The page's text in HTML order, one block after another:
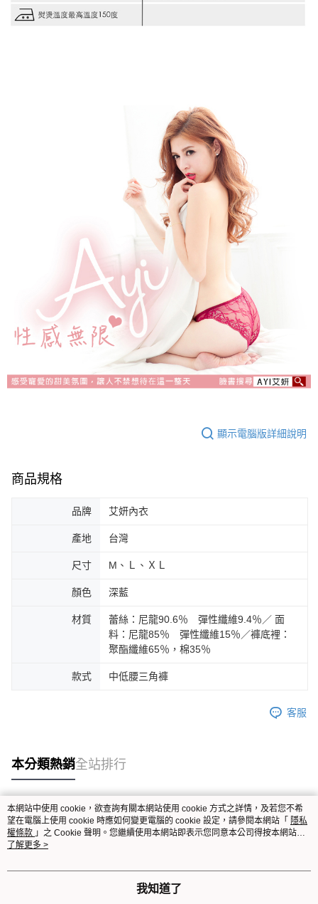
顯示電腦版詳細說明
商品規格
品牌 艾妍內衣
產地 台灣
尺寸 M、Ｌ、ＸＬ
顏色 深藍
材質
蕾絲：尼龍90.6％ 彈性纖維9.4％／ 面
料：尼龍85％ 彈性纖維15％／褲底裡：
聚酯纖維65％，棉35％
款式 中低腰三角褲
客服
本分類熱銷全站排行
熱門標籤
本網站中使用 cookie，欲查詢有關本網站使用 cookie 方式之詳情，及若您不希
望在電腦上使用 cookie 時應如何變更電腦的 cookie 設定，請參閱本網站「 隱私
權條款 」之 Cookie 聲明。您繼續使用本網站即表示您同意本公司得按本網站使
用條款之 Cookie 聲明使用 cookie。
了解更多 >
我知道了